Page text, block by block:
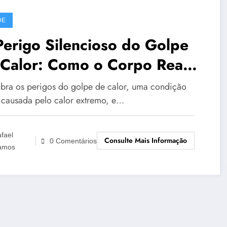
Silencioso do Golpe
Como o Corpo Reage
Extremo
os perigos do golpe de calor, uma condição
pelo calor extremo, e…
0 Comentários Consulte Mais Informação